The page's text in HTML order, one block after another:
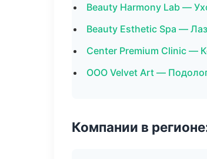
Beauty Harmony Lab —
Beauty Esthetic Spa —
Center Premium Clinic —
ООО Velvet Art —
Компании в